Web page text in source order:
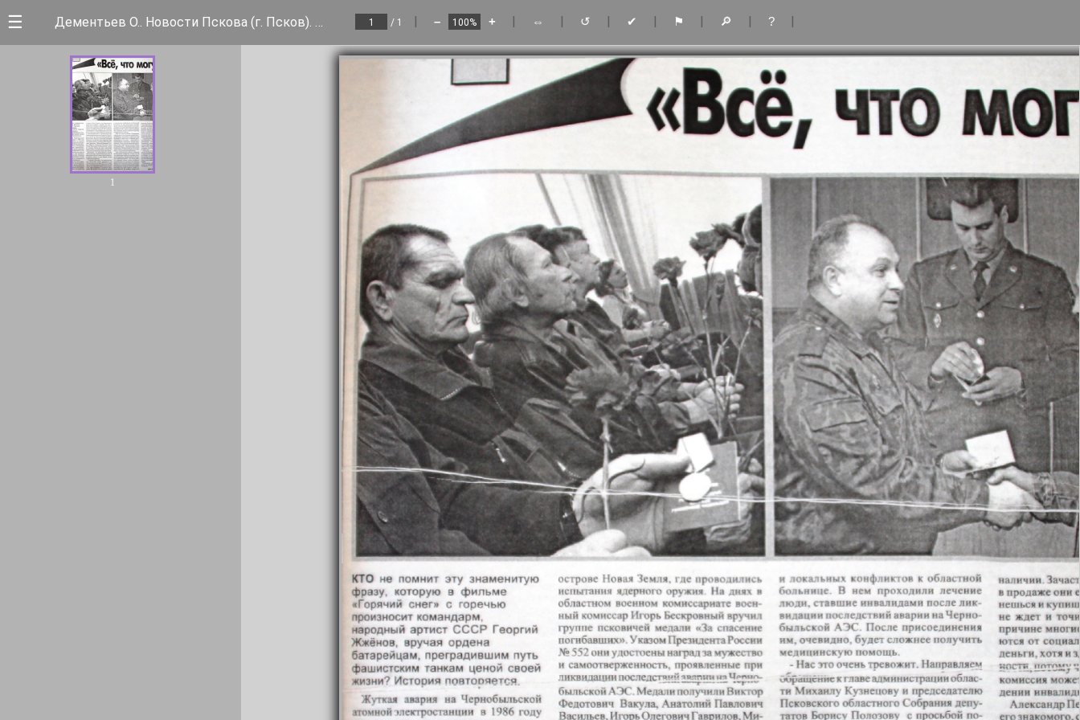
☰ Дементьев О.. Новости Пскова (г. Псков). Всё, что могу" / 1 | – + | ⇔ | ↺ | ✔ | ⚑ | 🔎 | ? |
1